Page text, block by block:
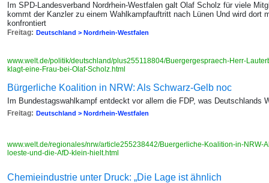
Im SPD-Landesverband Nordrhein-Westfalen galt Olaf Scholz für viele
kommt der Kanzler zu einem Wahlkampfauftritt nach Lünen Und wird dort
konfrontiert
Freitag: Deutschland > Nordrhein-Westfalen
www.welt.de/politik/deutschland/plus255118804/Buergergespraech-Herr-
klagt-eine-Frau-bei-Olaf-Scholz.html
Bürgerliche Koalition in NRW: Als Schwarz-Gelb noc
Im Bundestagswahlkampf entdeckt vor allem die FDP, was Deutschlands
Freitag: Deutschland > Nordrhein-Westfalen
www.welt.de/regionales/nrw/article255238442/Buergerliche-Koalition-in-NRW-
loeste-und-die-AfD-klein-hielt.html
Chemieindustrie unter Druck: „Die Lage ist ähnlich